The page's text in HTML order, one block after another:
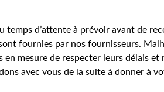
temps d’attente à prévoir avant de
fournies par nos fournisseurs.
en mesure de respecter leurs délais
avec vous de la suite à donner à